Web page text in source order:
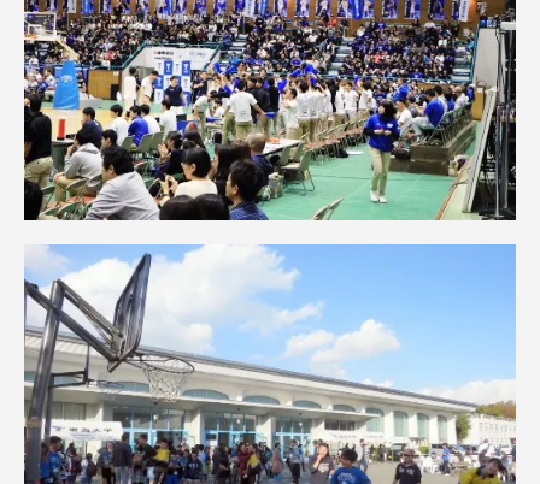
資料請求 お問い合わせ
在学生・保護者向けポータル（TIPS） 本学教職員向け情報
中文